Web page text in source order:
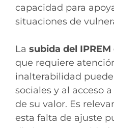
capacidad para
situaciones de
La subida del IPREM
que requiere
inalterabilidad
sociales y al acceso
de su valor. Es
esta falta de ajuste